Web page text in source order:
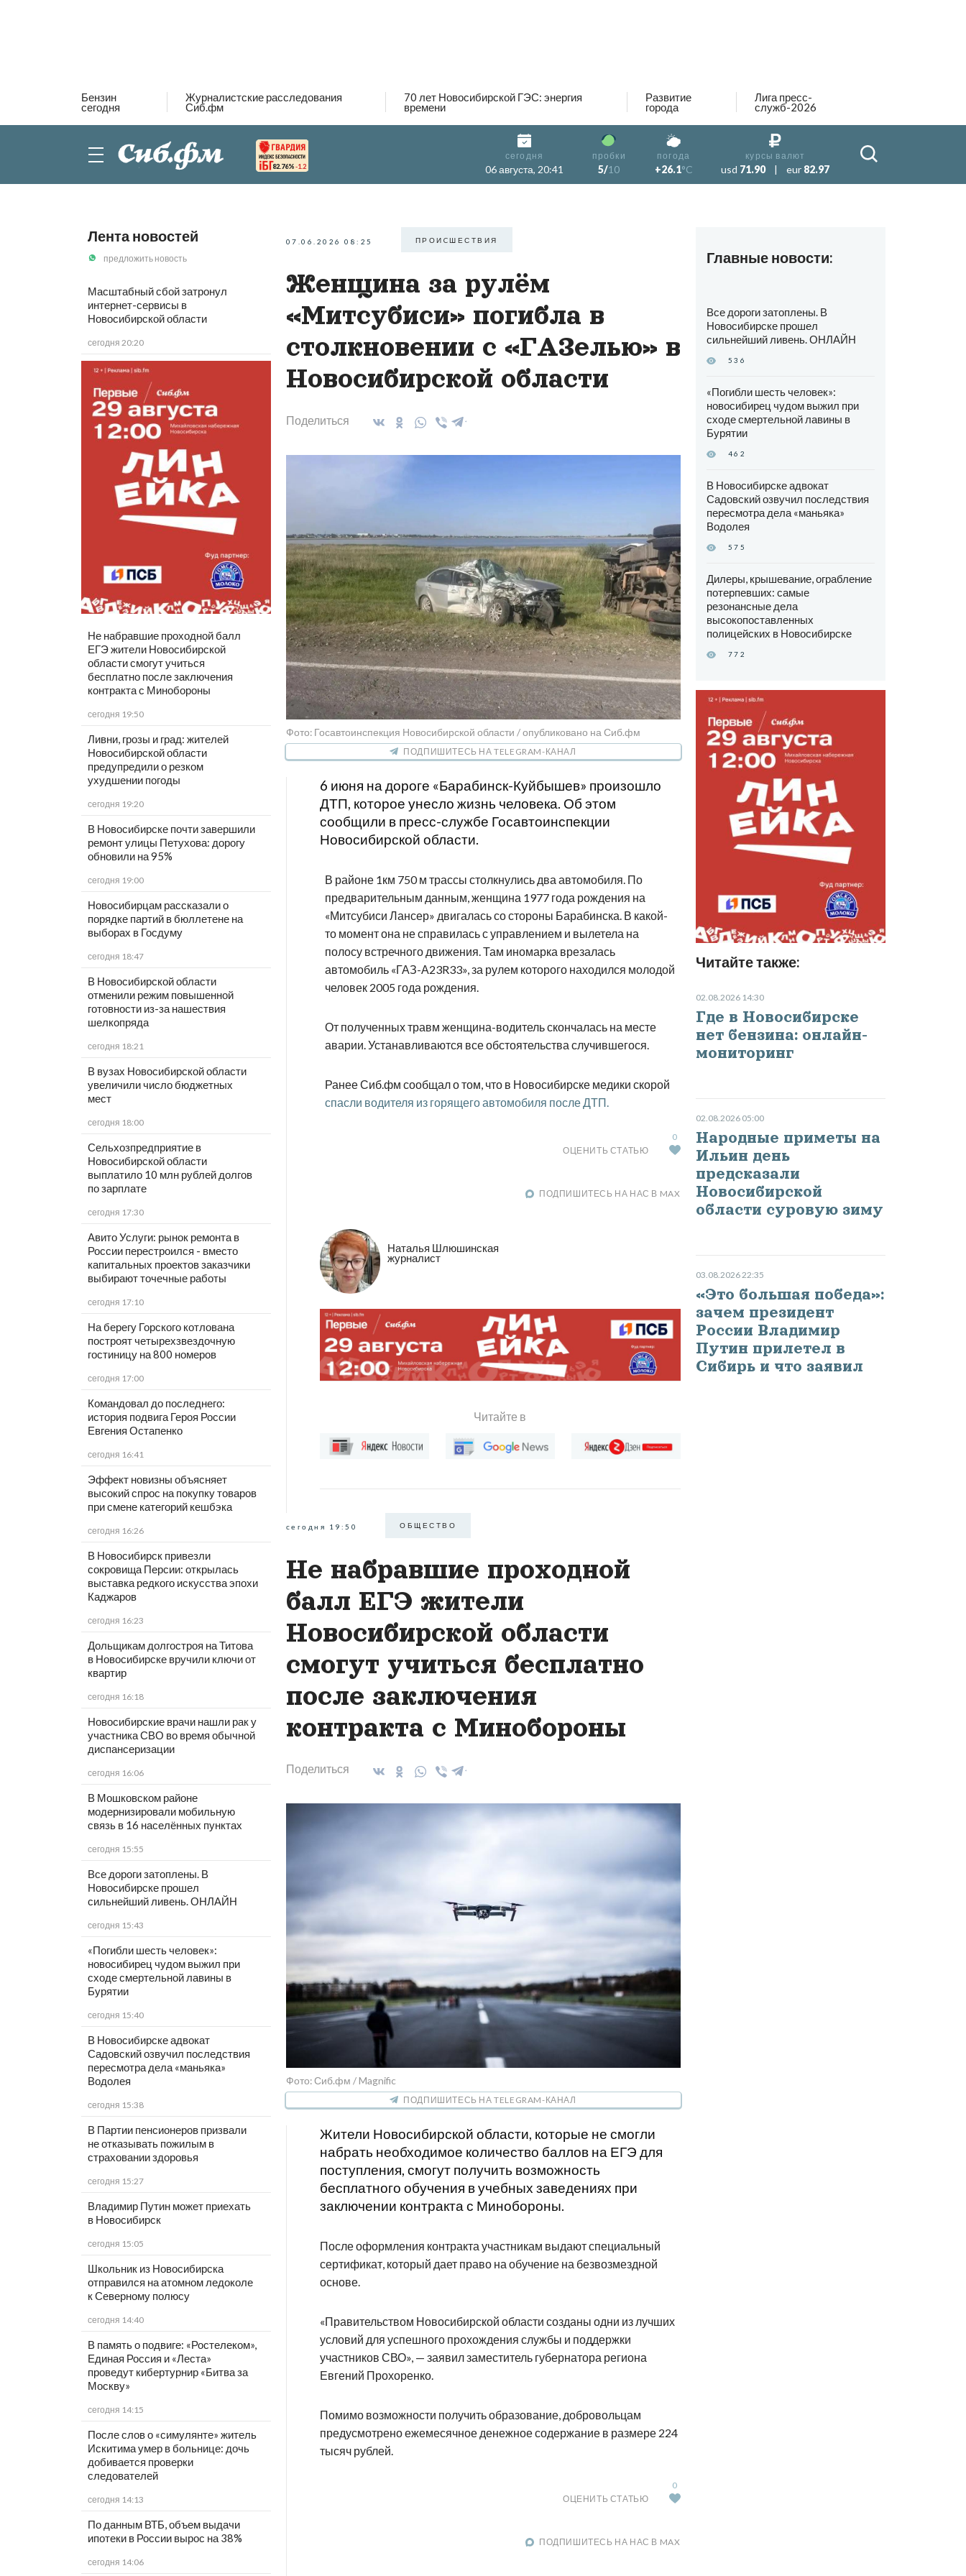
Бензин
сегодня
Журналистские расследования
Сиб.фм
70 лет Новосибирской ГЭС: энергия
времени
Развитие
города
Лига пресс-
служб-2026
82.76% -1.2
сегодня
06 августа, 20:41
пробки
5/10
погода
+26.1°C
курсы валют
usd 71.90 | eur 82.97
Лента новостей
предложить новость
Масштабный сбой затронул
интернет-сервисы в
Новосибирской области
сегодня 20:20
Не набравшие проходной балл
ЕГЭ жители Новосибирской
области смогут учиться
бесплатно после заключения
контракта с Минобороны
сегодня 19:50
Ливни, грозы и град: жителей
Новосибирской области
предупредили о резком
ухудшении погоды
сегодня 19:20
В Новосибирске почти завершили
ремонт улицы Петухова: дорогу
обновили на 95%
сегодня 19:00
Новосибирцам рассказали о
порядке партий в бюллетене на
выборах в Госдуму
сегодня 18:47
В Новосибирской области
отменили режим повышенной
готовности из-за нашествия
шелкопряда
сегодня 18:21
В вузах Новосибирской области
увеличили число бюджетных
мест
сегодня 18:00
Сельхозпредприятие в
Новосибирской области
выплатило 10 млн рублей долгов
по зарплате
сегодня 17:30
Авито Услуги: рынок ремонта в
России перестроился - вместо
капитальных проектов заказчики
выбирают точечные работы
сегодня 17:10
На берегу Горского котлована
построят четырехзвездочную
гостиницу на 800 номеров
сегодня 17:00
Командовал до последнего:
история подвига Героя России
Евгения Остапенко
сегодня 16:41
Эффект новизны объясняет
высокий спрос на покупку товаров
при смене категорий кешбэка
сегодня 16:26
В Новосибирск привезли
сокровища Персии: открылась
выставка редкого искусства эпохи
Каджаров
сегодня 16:23
Дольщикам долгостроя на Титова
в Новосибирске вручили ключи от
квартир
сегодня 16:18
Новосибирские врачи нашли рак у
участника СВО во время обычной
диспансеризации
сегодня 16:06
В Мошковском районе
модернизировали мобильную
связь в 16 населённых пунктах
сегодня 15:55
Все дороги затоплены. В
Новосибирске прошел
сильнейший ливень. ОНЛАЙН
сегодня 15:43
«Погибли шесть человек»:
новосибирец чудом выжил при
сходе смертельной лавины в
Бурятии
сегодня 15:40
В Новосибирске адвокат
Садовский озвучил последствия
пересмотра дела «маньяка»
Водолея
сегодня 15:38
В Партии пенсионеров призвали
не отказывать пожилым в
страховании здоровья
сегодня 15:27
Владимир Путин может приехать
в Новосибирск
сегодня 15:05
Школьник из Новосибирска
отправился на атомном ледоколе
к Северному полюсу
сегодня 14:40
В память о подвиге: «Ростелеком»,
Единая Россия и «Леста»
проведут кибертурнир «Битва за
Москву»
сегодня 14:15
После слов о «симулянте» житель
Искитима умер в больнице: дочь
добивается проверки
следователей
сегодня 14:13
По данным ВТБ, объем выдачи
ипотеки в России вырос на 38%
сегодня 14:06
07.06.2026 08:25 ПРОИCШЕСТВИЯ
Женщина за рулём
«Митсубиси» погибла в
столкновении с «ГАЗелью» в
Новосибирской области
Поделиться
Фото: Госавтоинспекция Новосибирской области / опубликовано на Сиб.фм
ПОДПИШИТЕСЬ НА TELEGRAM-КАНАЛ
6 июня на дороге «Барабинск-Куйбышев» произошло
ДТП, которое унесло жизнь человека. Об этом
сообщили в пресс-службе Госавтоинспекции
Новосибирской области.
В районе 1км 750 м трассы столкнулись два автомобиля. По
предварительным данным, женщина 1977 года рождения на
«Митсубиси Лансер» двигалась со стороны Барабинска. В какой-
то момент она не справилась с управлением и вылетела на
полосу встречного движения. Там иномарка врезалась
автомобиль «ГАЗ-А23R33», за рулем которого находился молодой
человек 2005 года рождения.
От полученных травм женщина-водитель скончалась на месте
аварии. Устанавливаются все обстоятельства случившегося.
Ранее Сиб.фм сообщал о том, что в Новосибирске медики скорой
спасли водителя из горящего автомобиля после ДТП.
ОЦЕНИТЬ СТАТЬЮ
0
ПОДПИШИТЕСЬ НА НАС В MAX
Наталья Шлюшинская
журналист
Читайте в
сегодня 19:50 ОБЩЕСТВО
Не набравшие проходной
балл ЕГЭ жители
Новосибирской области
смогут учиться бесплатно
после заключения
контракта с Минобороны
Поделиться
Фото: Сиб.фм / Magnific
ПОДПИШИТЕСЬ НА TELEGRAM-КАНАЛ
Жители Новосибирской области, которые не смогли
набрать необходимое количество баллов на ЕГЭ для
поступления, смогут получить возможность
бесплатного обучения в учебных заведениях при
заключении контракта с Минобороны.
После оформления контракта участникам выдают специальный
сертификат, который дает право на обучение на безвозмездной
основе.
«Правительством Новосибирской области созданы одни из лучших
условий для успешного прохождения службы и поддержки
участников СВО», — заявил заместитель губернатора региона
Евгений Прохоренко.
Помимо возможности получить образование, добровольцам
предусмотрено ежемесячное денежное содержание в размере 224
тысяч рублей.
ОЦЕНИТЬ СТАТЬЮ
0
ПОДПИШИТЕСЬ НА НАС В MAX
Главные новости:
Все дороги затоплены. В
Новосибирске прошел
сильнейший ливень. ОНЛАЙН
536
«Погибли шесть человек»:
новосибирец чудом выжил при
сходе смертельной лавины в
Бурятии
462
В Новосибирске адвокат
Садовский озвучил последствия
пересмотра дела «маньяка»
Водолея
575
Дилеры, крышевание, ограбление
потерпевших: самые
резонансные дела
высокопоставленных
полицейских в Новосибирске
772
Читайте также:
02.08.2026 14:30
Где в Новосибирске
нет бензина: онлайн-
мониторинг
02.08.2026 05:00
Народные приметы на
Ильин день
предсказали
Новосибирской
области суровую зиму
03.08.2026 22:35
«Это большая победа»:
зачем президент
России Владимир
Путин прилетел в
Сибирь и что заявил